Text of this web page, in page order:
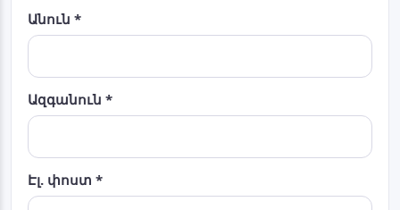
Անուն *
Ազգանուն *
Էլ. փոստ *